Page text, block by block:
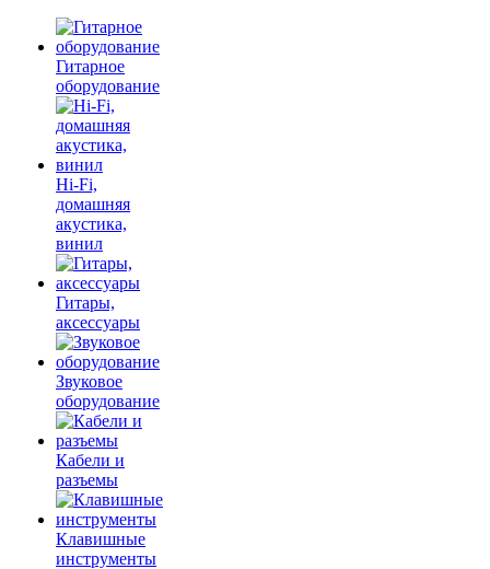
Гитарное
оборудование
Hi-Fi,
домашняя
акустика,
винил
Гитары,
аксессуары
Звуковое
оборудование
Кабели и
разъемы
Клавишные
инструменты